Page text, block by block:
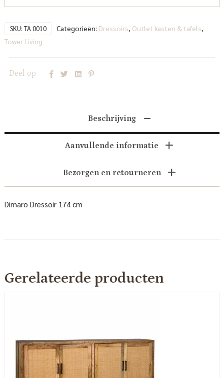
SKU: TA 0010 Categorieën: Dressoirs Outlet kasten & tafels
Tower Living
Deel op
Beschrijving
Aanvullende informatie
Bezorgen en retourneren
Dimaro Dressoir 174 cm
Gerelateerde producten